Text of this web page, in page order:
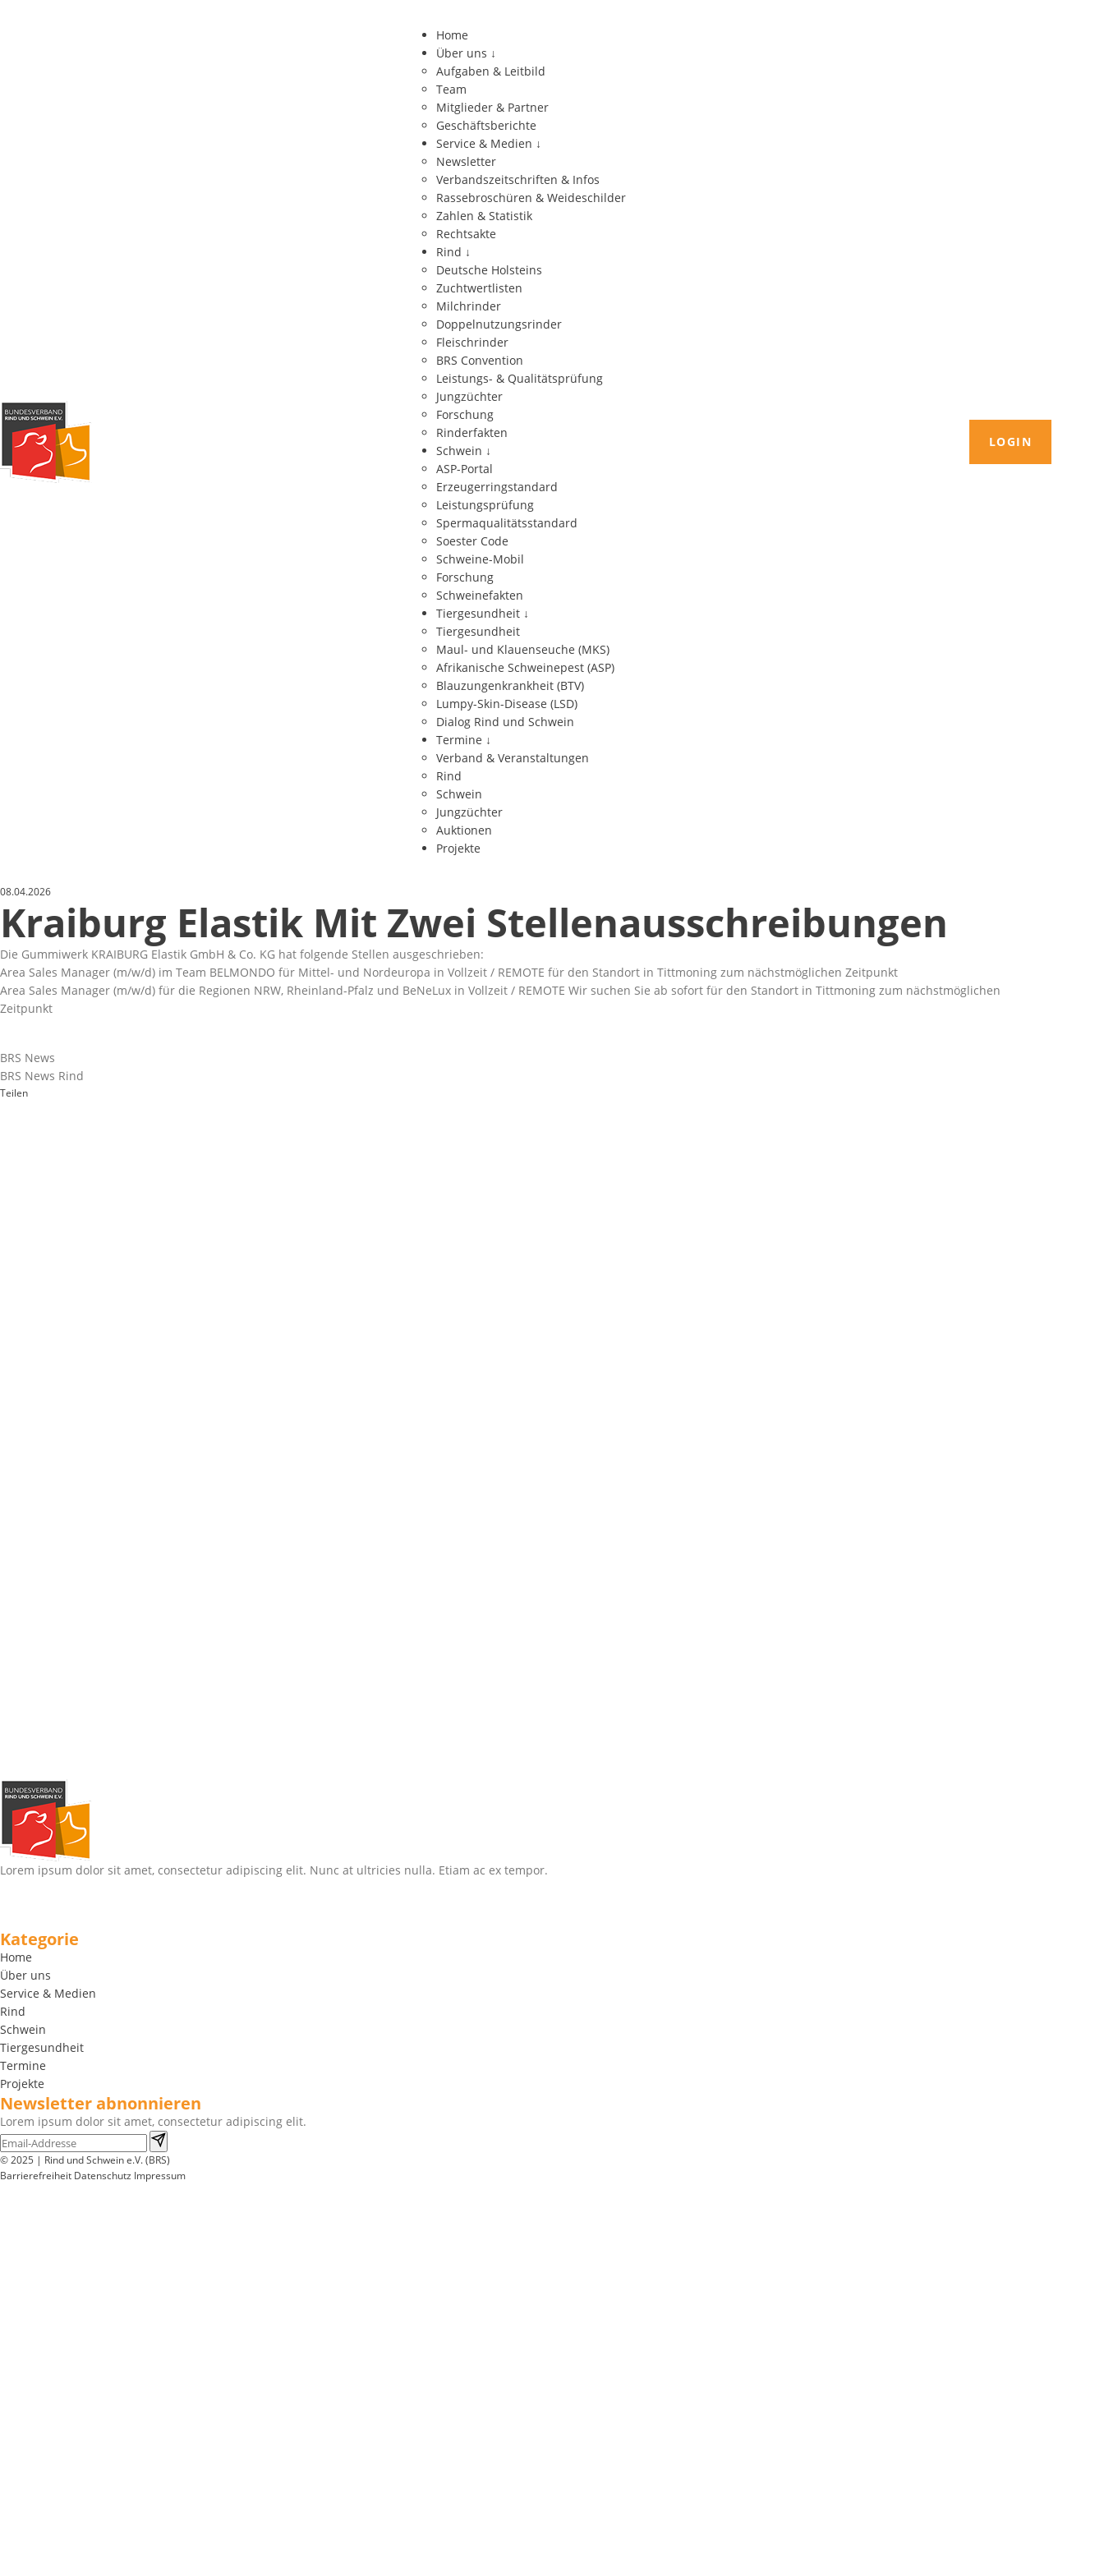
Home
Über uns ↓
Aufgaben & Leitbild
Team
Mitglieder & Partner
Geschäftsberichte
Service & Medien ↓
Newsletter
Verbandszeitschriften & Infos
Rassebroschüren & Weideschilder
Zahlen & Statistik
Rechtsakte
Rind ↓
Deutsche Holsteins
Zuchtwertlisten
Milchrinder
Doppelnutzungsrinder
Fleischrinder
BRS Convention
Leistungs- & Qualitätsprüfung
Jungzüchter
Forschung
Rinderfakten
Schwein ↓
ASP-Portal
Erzeugerringstandard
Leistungsprüfung
Spermaqualitätsstandard
Soester Code
Schweine-Mobil
Forschung
Schweinefakten
Tiergesundheit ↓
Tiergesundheit
Maul- und Klauenseuche (MKS)
Afrikanische Schweinepest (ASP)
Blauzungenkrankheit (BTV)
Lumpy-Skin-Disease (LSD)
Dialog Rind und Schwein
Termine ↓
Verband & Veranstaltungen
Rind
Schwein
Jungzüchter
Auktionen
Projekte
LOGIN
08.04.2026
Kraiburg Elastik Mit Zwei Stellenausschreibungen
Die Gummiwerk KRAIBURG Elastik GmbH & Co. KG hat folgende Stellen ausgeschrieben:
Area Sales Manager (m/w/d) im Team BELMONDO für Mittel- und Nordeuropa in Vollzeit / REMOTE für den Standort in Tittmoning zum nächstmöglichen Zeitpunkt
Area Sales Manager (m/w/d) für die Regionen NRW, Rheinland-Pfalz und BeNeLux in Vollzeit / REMOTE Wir suchen Sie ab sofort für den Standort in Tittmoning zum nächstmöglichen
Zeitpunkt
BRS News
BRS News Rind
Teilen
Lorem ipsum dolor sit amet, consectetur adipiscing elit. Nunc at ultricies nulla. Etiam ac ex tempor.
Kategorie
Home
Über uns
Service & Medien
Rind
Schwein
Tiergesundheit
Termine
Projekte
Newsletter abnonnieren
Lorem ipsum dolor sit amet, consectetur adipiscing elit.
© 2025 | Rind und Schwein e.V. (BRS)
Barrierefreiheit Datenschutz Impressum